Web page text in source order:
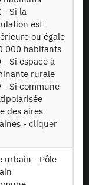
- Si la
est
ou égale
000 habitants
- Si espace à
rurale
- Si commune
des aires
- cliquer
n'installera pas de
le programme